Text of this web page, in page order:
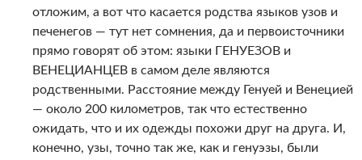
отложим, а вот что касается родства языков узов и
печенегов — тут нет сомнения, да и первоисточники
прямо говорят об этом: языки ГЕНУЕЗОВ и
ВЕНЕЦИАНЦЕВ в самом деле являются
родственными. Расстояние между Генуей и Венецией
— около 200 километров, так что естественно
ожидать, что и их одежды похожи друг на друга. И,
конечно, узы, точно так же, как и генуэзы, были